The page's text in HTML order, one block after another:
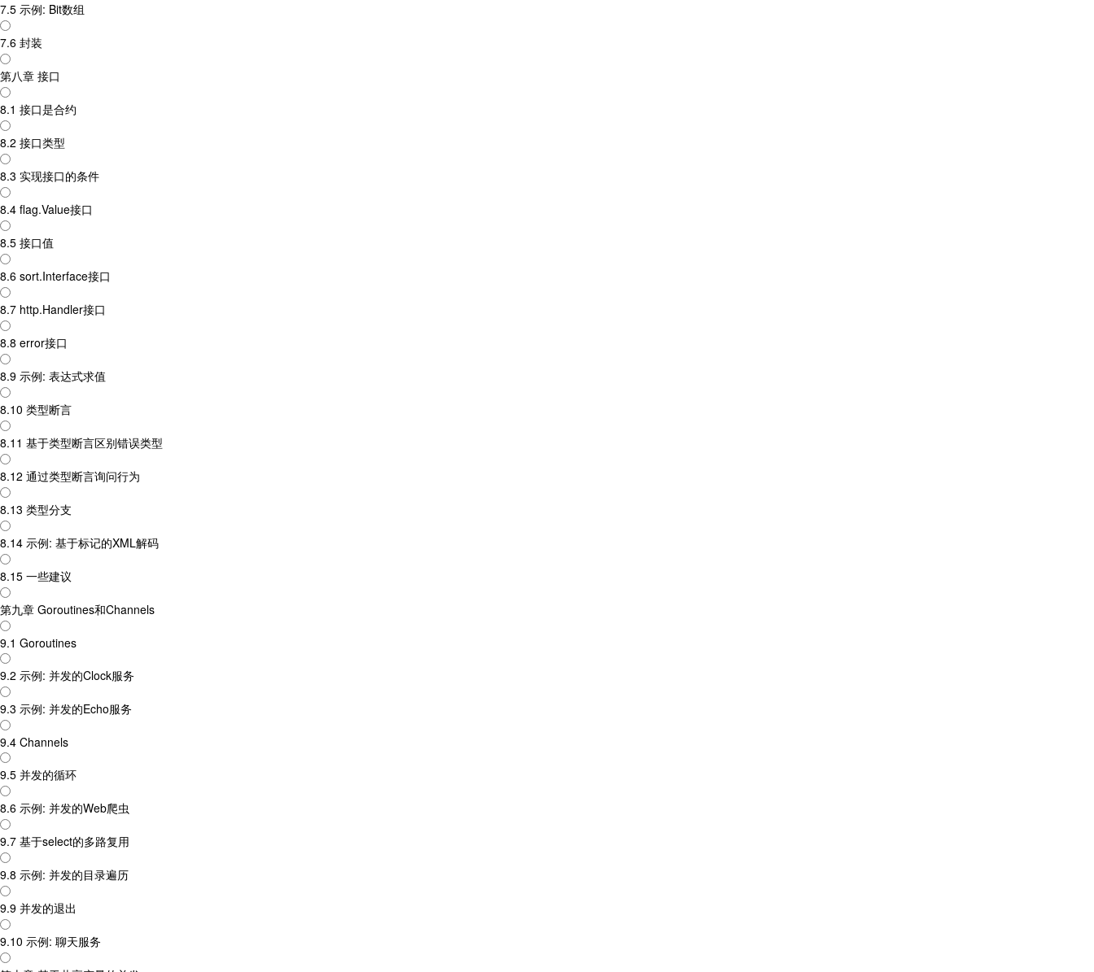
7.5 示例: Bit数组
7.6 封装
第八章 接口
8.1 接口是合约
8.2 接口类型
8.3 实现接口的条件
8.4 flag.Value接口
8.5 接口值
8.6 sort.Interface接口
8.7 http.Handler接口
8.8 error接口
8.9 示例: 表达式求值
8.10 类型断言
8.11 基于类型断言区别错误类型
8.12 通过类型断言询问行为
8.13 类型分支
8.14 示例: 基于标记的XML解码
8.15 一些建议
第九章 Goroutines和Channels
9.1 Goroutines
9.2 示例: 并发的Clock服务
9.3 示例: 并发的Echo服务
9.4 Channels
9.5 并发的循环
8.6 示例: 并发的Web爬虫
9.7 基于select的多路复用
9.8 示例: 并发的目录遍历
9.9 并发的退出
9.10 示例: 聊天服务